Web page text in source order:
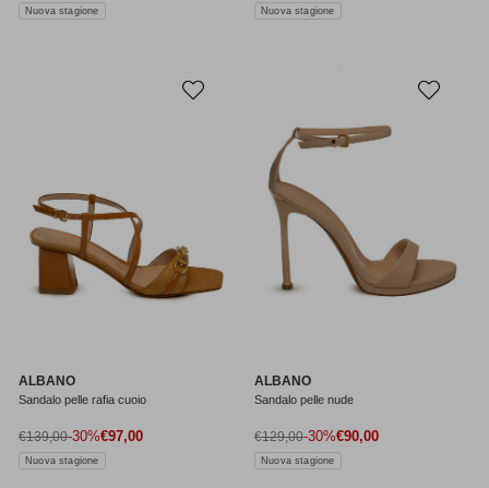
Nuova stagione Nuova stagione
ALBANO
Sandalo pelle rafia cuoio
Prezzo di vendita
€97,00
Prezzo normale
€139,00-30%
Nuova stagione
ALBANO
Sandalo pelle nude
Prezzo di vendita
€90,00
Prezzo normale
€129,00-30%
Nuova stagione